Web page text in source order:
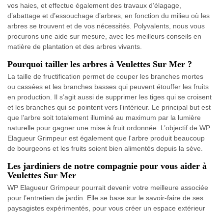
vos haies, et effectue également des travaux d’élagage,
d’abattage et d’essouchage d’arbres, en fonction du milieu où les
arbres se trouvent et de vos nécessités. Polyvalents, nous vous
procurons une aide sur mesure, avec les meilleurs conseils en
matière de plantation et des arbres vivants.
Pourquoi tailler les arbres à Veulettes Sur Mer ?
La taille de fructification permet de couper les branches mortes
ou cassées et les branches basses qui peuvent étouffer les fruits
en production. Il s’agit aussi de supprimer les tiges qui se croisent
et les branches qui se pointent vers l'intérieur. Le principal but est
que l’arbre soit totalement illuminé au maximum par la lumière
naturelle pour gagner une mise à fruit ordonnée. L’objectif de WP
Elagueur Grimpeur est également que l'arbre produit beaucoup
de bourgeons et les fruits soient bien alimentés depuis la sève.
Les jardiniers de notre compagnie pour vous aider à
Veulettes Sur Mer
WP Elagueur Grimpeur pourrait devenir votre meilleure associée
pour l’entretien de jardin. Elle se base sur le savoir-faire de ses
paysagistes expérimentés, pour vous créer un espace extérieur